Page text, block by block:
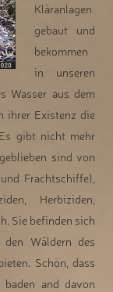
Kläranlagen
gebaut und
bekommen
in unseren
Wasser aus dem
ihrer Existenz die
gibt nicht mehr
sind von
Frachtschiffe),
Herbiziden,
Sie befinden sich
Wäldern des
Schön, dass
baden and davon